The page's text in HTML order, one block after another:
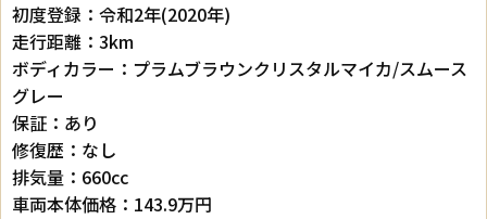
初度登録：令和2年(2020年)
走行距離：3km
ボディカラー：プラムブラウンクリスタルマイカ/スムース
グレー
保証：あり
修復歴：なし
排気量：660cc
車両本体価格：143.9万円